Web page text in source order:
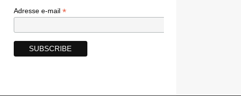
Adresse e-mail *